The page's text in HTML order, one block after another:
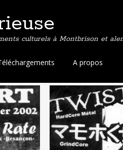
culturels à Montbrison et
A propos